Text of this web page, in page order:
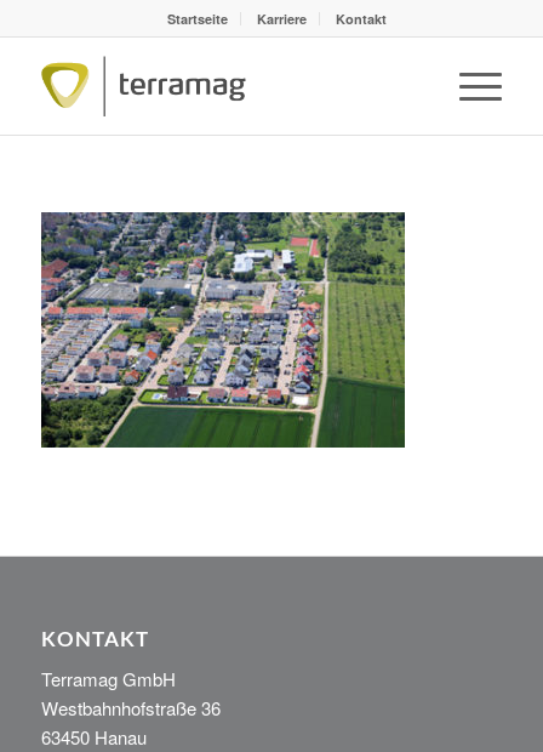
Startseite Karriere Kontakt
KONTAKT
Terramag GmbH
Westbahnhofstraße 36
63450 Hanau